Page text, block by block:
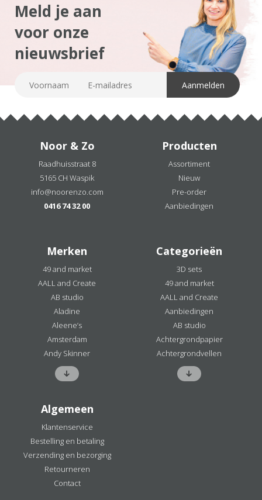
Meld je aan
voor onze
nieuwsbrief
Noor & Zo
Raadhuisstraat 8
5165 CH Waspik
info@noorenzo.com
0416 74 32 00
Producten
Assortiment
Nieuw
Pre-order
Aanbiedingen
Merken
49 and market
AALL and Create
AB studio
Aladine
Aleene’s
Amsterdam
Andy Skinner
Categorieën
3D sets
49 and market
AALL and Create
Aanbiedingen
AB studio
Achtergrondpapier
Achtergrondvellen
Algemeen
Klantenservice
Bestelling en betaling
Verzending en bezorging
Retourneren
Contact